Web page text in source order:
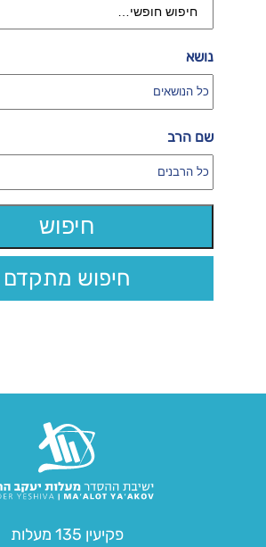
נושא
שם הרב
חיפוש מתקדם
פקיעין 135 מעלות